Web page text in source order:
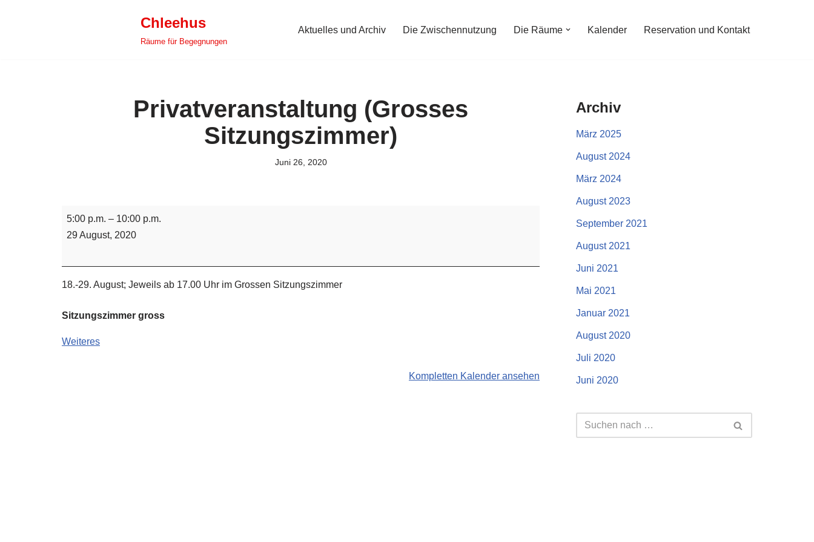
Chleehus
Räume für Begegnungen
Aktuelles und Archiv Die Zwischennutzung Die Räume Kalender Reservation und Kontakt
Privatveranstaltung (Grosses
Sitzungszimmer)
Juni 26, 2020
5:00 p.m. – 10:00 p.m.
29 August, 2020
18.-29. August; Jeweils ab 17.00 Uhr im Grossen Sitzungszimmer
Sitzungszimmer gross
Weiteres
Kompletten Kalender ansehen
Archiv
März 2025
August 2024
März 2024
August 2023
September 2021
August 2021
Juni 2021
Mai 2021
Januar 2021
August 2020
Juli 2020
Juni 2020